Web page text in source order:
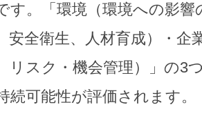
す。「環境（環境への影響
安全衛生、人材育成）・企
リスク・機会管理）」の3
続可能性が評価されます。